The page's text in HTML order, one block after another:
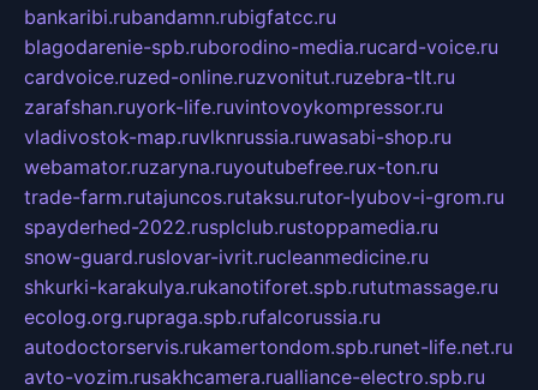
bankaribi.rubandamn.rubigfatcc.ru
blagodarenie-spb.ruborodino-media.rucard-voice.ru
cardvoice.ruzed-online.ruzvonitut.ruzebra-tlt.ru
zarafshan.ruyork-life.ruvintovoykompressor.ru
vladivostok-map.ruvlknrussia.ruwasabi-shop.ru
webamator.ruzaryna.ruyoutubefree.rux-ton.ru
trade-farm.rutajuncos.rutaksu.rutor-lyubov-i-grom.ru
spayderhed-2022.rusplclub.rustoppamedia.ru
snow-guard.ruslovar-ivrit.rucleanmedicine.ru
shkurki-karakulya.rukanotiforet.spb.rututmassage.ru
ecolog.org.rupraga.spb.rufalcorussia.ru
autodoctorservis.rukamertondom.spb.runet-life.net.ru
avto-vozim.rusakhcamera.rualliance-electro.spb.ru